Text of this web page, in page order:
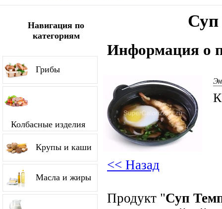
Навигация по
категориям
Грибы
Колбасные изделия
Крупы и каши
Масла и жиры
Суп
Информация о
<< Назад
Продукт "Суп